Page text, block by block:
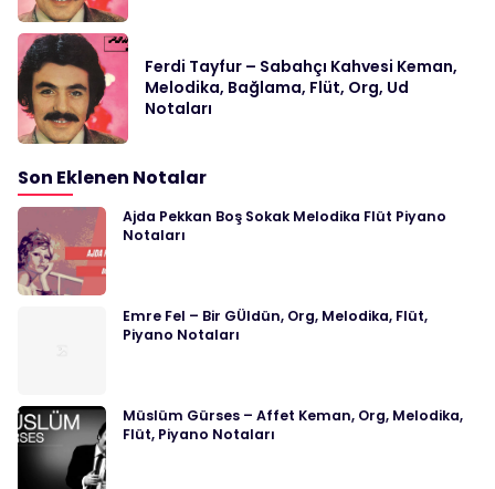
Ferdi Tayfur – Sabahçı Kahvesi Keman,
Melodika, Bağlama, Flüt, Org, Ud
Notaları
Son Eklenen Notalar
Ajda Pekkan Boş Sokak Melodika Flüt Piyano
Notaları
Emre Fel – Bir GÜldün, Org, Melodika, Flüt,
Piyano Notaları
Müslüm Gürses – Affet Keman, Org, Melodika,
Flüt, Piyano Notaları